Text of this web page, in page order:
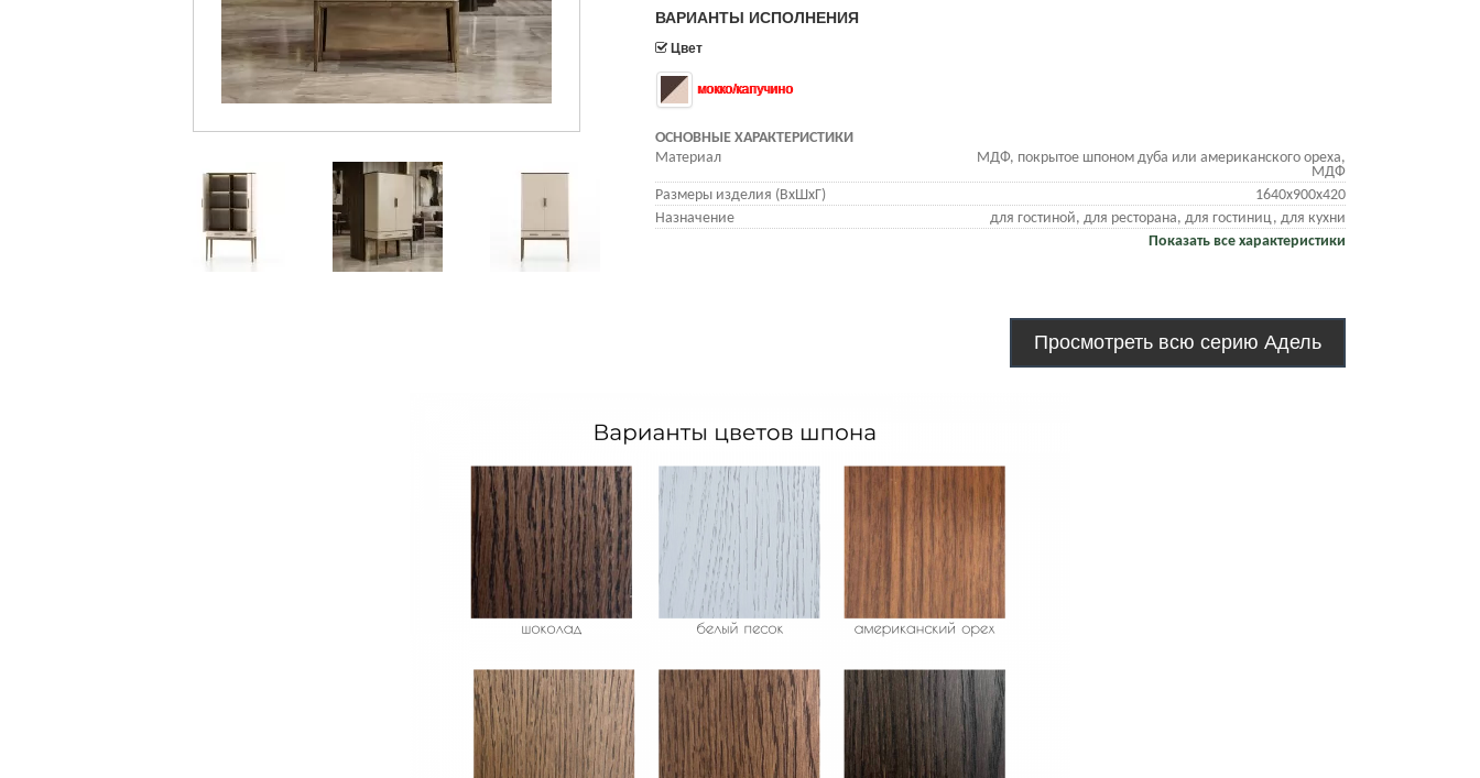
ВАРИАНТЫ ИСПОЛНЕНИЯ
Цвет
мокко/капучино
ОСНОВНЫЕ ХАРАКТЕРИСТИКИ
Материал
МДФ, покрытое шпоном дуба или американского ореха,
МДФ
Размеры изделия (ВхШхГ)
1640х900х420
Назначение
для гостиной, для ресторана, для гостиниц, для кухни
Показать все характеристики
Просмотреть всю серию Адель